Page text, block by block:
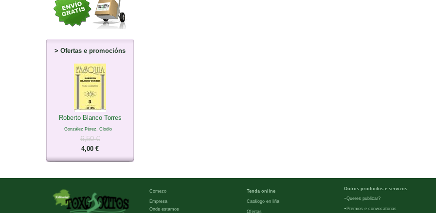
> Ofertas e promocións
Roberto Blanco Torres
González Pérez, Clodio
6,50 €
4,00 €
Comezo
Empresa
Onde estamos
Tenda online
Catálogo en liña
Ofertas
Outros productos e servizos
-Queres publicar?
- Premios e convocatorias